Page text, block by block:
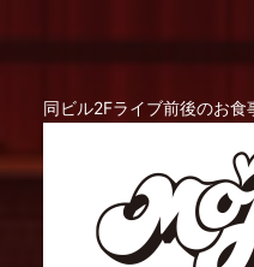
同ビル2Fライブ前後のお食